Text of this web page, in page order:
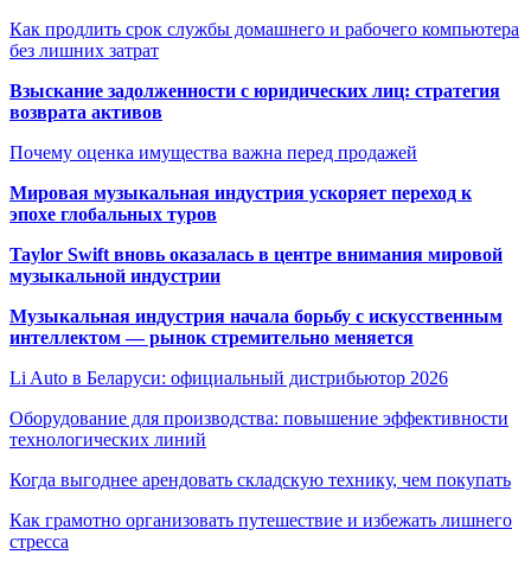
Как продлить срок службы домашнего и рабочего компьютера
без лишних затрат
Взыскание задолженности с юридических лиц: стратегия
возврата активов
Почему оценка имущества важна перед продажей
Мировая музыкальная индустрия ускоряет переход к
эпохе глобальных туров
Taylor Swift вновь оказалась в центре внимания мировой
музыкальной индустрии
Музыкальная индустрия начала борьбу с искусственным
интеллектом — рынок стремительно меняется
Li Auto в Беларуси: официальный дистрибьютор 2026
Оборудование для производства: повышение эффективности
технологических линий
Когда выгоднее арендовать складскую технику, чем покупать
Как грамотно организовать путешествие и избежать лишнего
стресса